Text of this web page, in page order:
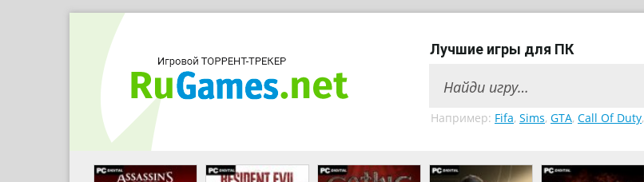
Лучшие игры для ПК
Например: Fifa, Sims, GTA, Call Of Duty,